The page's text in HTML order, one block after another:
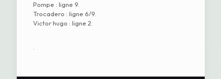
Pompe : ligne 9.
Trocadero : ligne 6/9.
Victor hugo : ligne 2.
.